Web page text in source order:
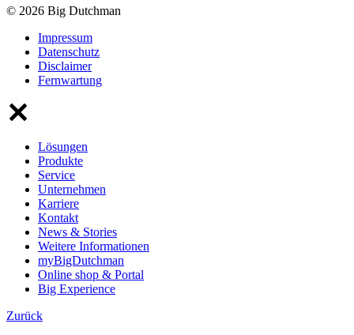
© 2026 Big Dutchman
Impressum
Datenschutz
Disclaimer
Fernwartung
Lösungen
Produkte
Service
Unternehmen
Karriere
Kontakt
News & Stories
Weitere Informationen
myBigDutchman
Online shop & Portal
Big Experience
Zurück